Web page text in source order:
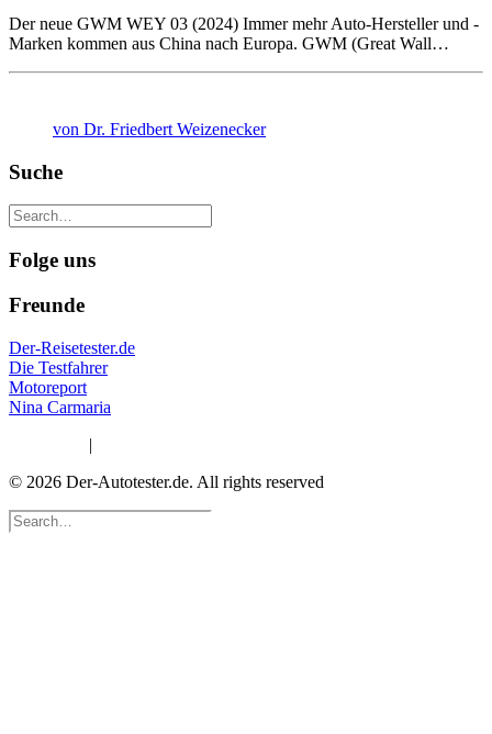
Der neue GWM WEY 03 (2024) Immer mehr Auto-Hersteller und -
Marken kommen aus China nach Europa. GWM (Great Wall…
von Dr. Friedbert Weizenecker
Suche
Folge uns
Freunde
Der-Reisetester.de
Die Testfahrer
Motoreport
Nina Carmaria
|
© 2026 Der-Autotester.de. All rights reserved